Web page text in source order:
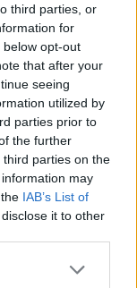
third parties, or
for
opt-out
that after your
seeing
utilized by
parties prior to
the further
parties on the
may
IAB’s List of
it to other
or more Google
στη Μπανταλόνα
εν όψει EuroBasket
0%: 0/10 +
σουτέρ
"έσπασαν" πίσω
Έλληνας...
με 0/16
μετά
εύστοχο